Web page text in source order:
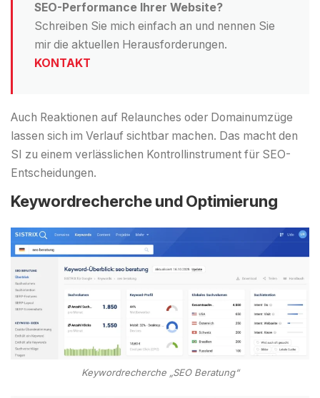
SEO-Performance Ihrer Website?
Schreiben Sie mich einfach an und nennen Sie
mir die aktuellen Herausforderungen.
KONTAKT
Auch Reaktionen auf Relaunches oder Domainumzüge
lassen sich im Verlauf sichtbar machen. Das macht den
SI zu einem verlässlichen Kontrollinstrument für SEO-
Entscheidungen.
Keywordrecherche und Optimierung
Keywordrecherche „SEO Beratung“